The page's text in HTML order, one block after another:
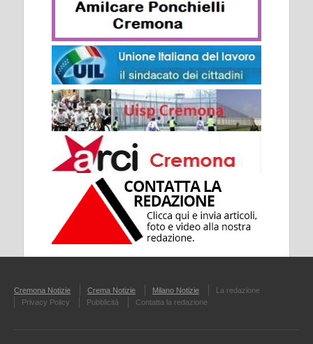
Cremona Notizie Crema Notizie Milano Notizie
La redazione
Privacy Policy
Pubblicità Contatta la redazione